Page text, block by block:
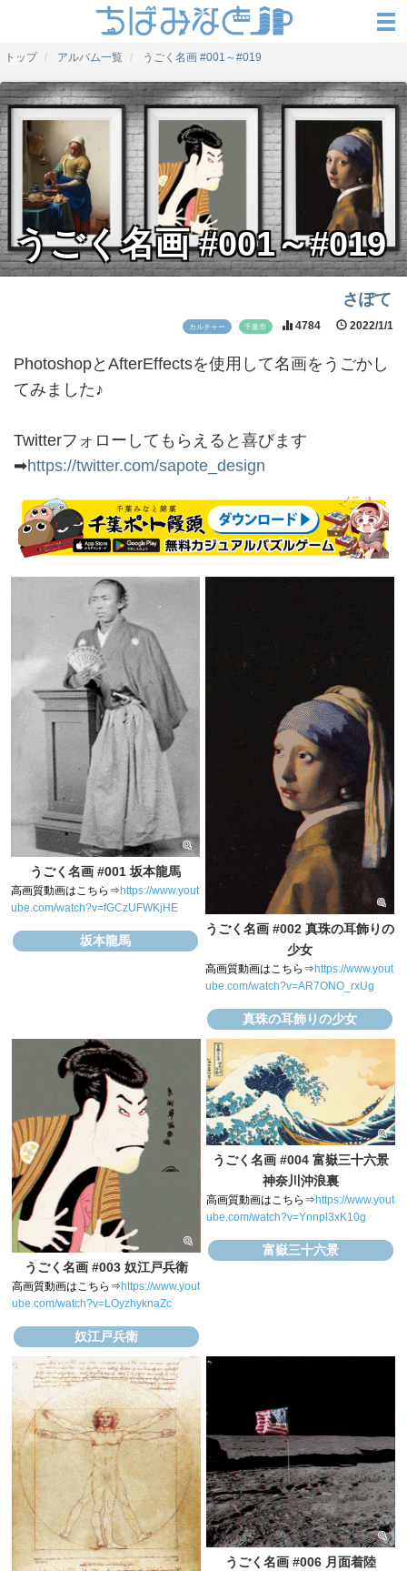
トップ アルバム一覧 うごく名画 #001～#019
うごく名画 #001～#019
さぽて
カルチャー 千葉市 4784 2022/1/1
PhotoshopとAfterEffectsを使用して名画をうごかし
てみました♪
Twitterフォローしてもらえると喜びます
➡https://twitter.com/sapote_design
うごく名画 #001 坂本龍馬
高画質動画はこちら⇒https://www.yout
ube.com/watch?v=fGCzUFWKjHE
坂本龍馬
うごく名画 #002 真珠の耳飾りの
少女
高画質動画はこちら⇒ https://www.yout
ube.com/watch?v=AR7ONO_rxUg
真珠の耳飾りの少女
うごく名画 #003 奴江戸兵衛
高画質動画はこちら⇒https://www.yout
ube.com/watch?v=LOyzhyknaZc
奴江戸兵衛
うごく名画 #004 富嶽三十六景
神奈川沖浪裏
高画質動画はこちら⇒ https://www.yout
ube.com/watch?v=Ynnpl3xK10g
富嶽三十六景
うごく名画 #006 月面着陸